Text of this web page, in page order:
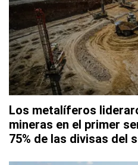
Los metalíferos
mineras en el primer
75% de las divisas del